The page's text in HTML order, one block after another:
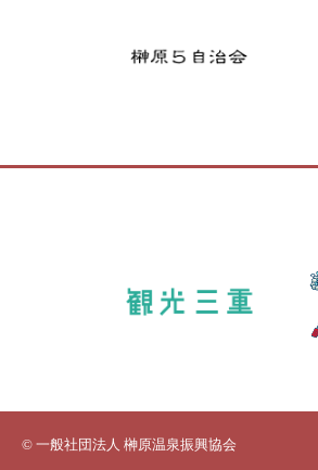
© 一般社団法人 榊原温泉振興協会